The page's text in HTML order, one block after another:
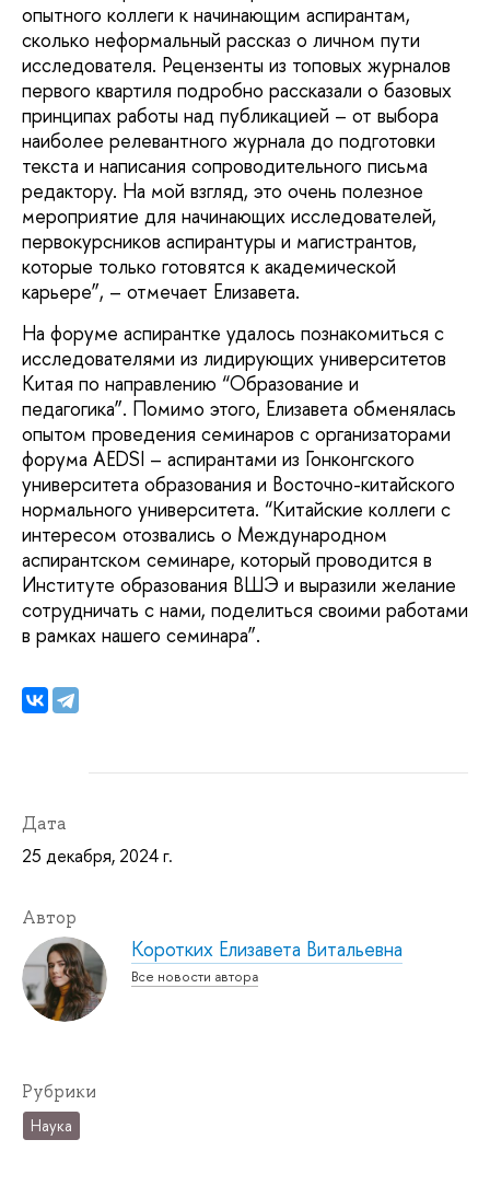
опытного коллеги к начинающим аспирантам,
сколько неформальный рассказ о личном пути
исследователя. Рецензенты из топовых журналов
первого квартиля подробно рассказали о базовых
принципах работы над публикацией – от выбора
наиболее релевантного журнала до подготовки
текста и написания сопроводительного письма
редактору. На мой взгляд, это очень полезное
мероприятие для начинающих исследователей,
первокурсников аспирантуры и магистрантов,
которые только готовятся к академической
карьере”, – отмечает Елизавета.
На форуме аспирантке удалось познакомиться с
исследователями из лидирующих университетов
Китая по направлению “Образование и
педагогика”. Помимо этого, Елизавета обменялась
опытом проведения семинаров с организаторами
форума AEDSI – аспирантами из Гонконгского
университета образования и Восточно-китайского
нормального университета. “Китайские коллеги с
интересом отозвались о Международном
аспирантском семинаре, который проводится в
Институте образования ВШЭ и выразили желание
сотрудничать с нами, поделиться своими работами
в рамках нашего семинара”.
Дата
25 декабря, 2024 г.
Автор
Коротких Елизавета Витальевна
Все новости автора
Рубрики
Наука